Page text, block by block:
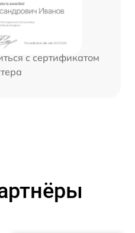
с сертификатом